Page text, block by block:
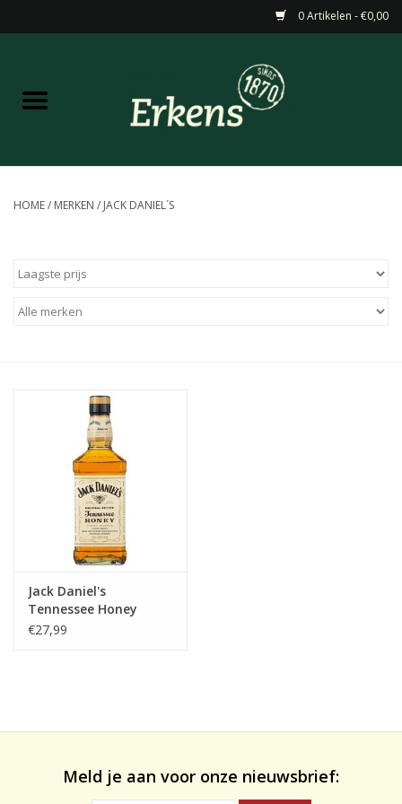
0 Artikelen - €0,00
Home
likeuren&Overig
Wijnglazen - openers -karaffen
HOME/ MERKEN / JACK DANIEL´S
Jack Daniel's
Tennessee Honey
Whisky 70cl. 35%
€27,99
Meld je aan voor onze nieuwsbrief: